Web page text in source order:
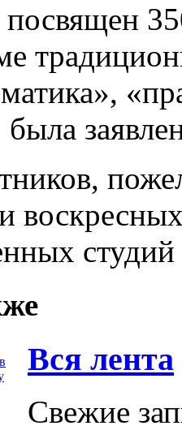
студий
Вся лента
Свежие